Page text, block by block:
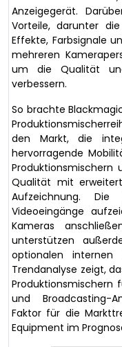
Anzeigegerät.
Vorteile, darunter
Effekte, Farbsignale
mehreren
um die Qualität
verbessern.
So brachte
den Markt, die
hervorragende
Produktionsmischern
Qualität mit
Aufzeichnung. Die
Videoeingänge
Kameras
unterstützen
optionalen internen
Trendanalyse zeigt,
Produktionsmischern
und Broadcasting-
Faktor für die
Equipment im